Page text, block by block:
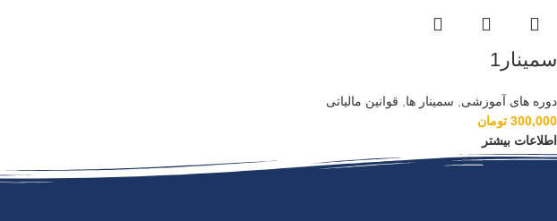
سمینار1
دوره های آموزشی سمینار ها
قوانین مالیاتی
300,000 تومان
اطلاعات بیشتر